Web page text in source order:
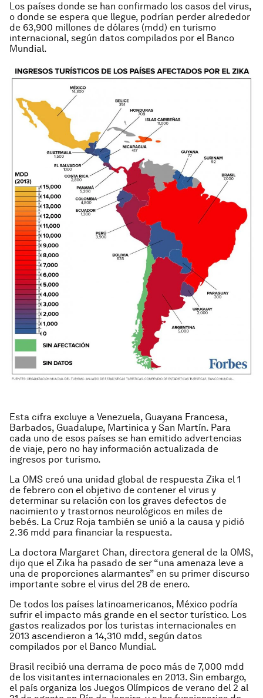
Los países donde se han confirmado los casos del virus,
o donde se espera que llegue, podrían perder alrededor
de 63,900 millones de dólares (mdd) en turismo
internacional, según datos compilados por el Banco
Mundial.
Esta cifra excluye a Venezuela, Guayana Francesa,
Barbados, Guadalupe, Martinica y San Martín. Para
cada uno de esos países se han emitido advertencias
de viaje, pero no hay información actualizada de
ingresos por turismo.
La OMS creó una unidad global de respuesta Zika el 1
de febrero con el objetivo de contener el virus y
determinar su relación con los graves defectos de
nacimiento y trastornos neurológicos en miles de
bebés. La Cruz Roja también se unió a la causa y pidió
2.36 mdd para financiar la respuesta.
La doctora Margaret Chan, directora general de la OMS,
dijo que el Zika ha pasado de ser “una amenaza leve a
una de proporciones alarmantes” en su primer discurso
importante sobre el virus del 28 de enero.
De todos los países latinoamericanos, México podría
sufrir el impacto más grande en el sector turístico. Los
gastos realizados por los turistas internacionales en
2013 ascendieron a 14,310 mdd, según datos
compilados por el Banco Mundial.
Brasil recibió una derrama de poco más de 7,000 mdd
de los visitantes internacionales en 2013. Sin embargo,
el país organiza los Juegos Olímpicos de verano del 2 al